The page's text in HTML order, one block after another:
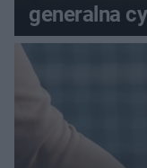
generalna